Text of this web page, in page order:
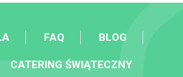
FAQ BLOG
CATERING ŚWIĄTECZNY